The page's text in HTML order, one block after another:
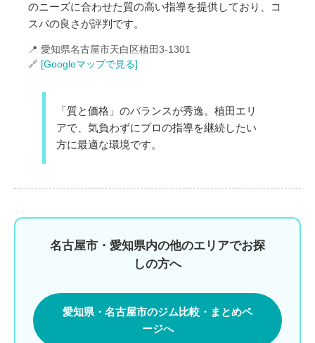
のニーズに合わせた質の高い指導を提供しており、コ
スパの良さが評判です。
📍 愛知県名古屋市天白区植田3-1301
🔗 [Googleマップで見る]
「質と価格」のバランスが秀逸。植田エリ
アで、気負わずにプロの指導を継続したい
方に最適な環境です。
名古屋市・愛知県内の他のエリアでお探
しの方へ
愛知県・名古屋市のジム比較・まとめペ
ージへ